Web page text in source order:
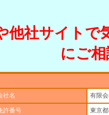
他社サイトで
にご
社名 有限
許番号 東京